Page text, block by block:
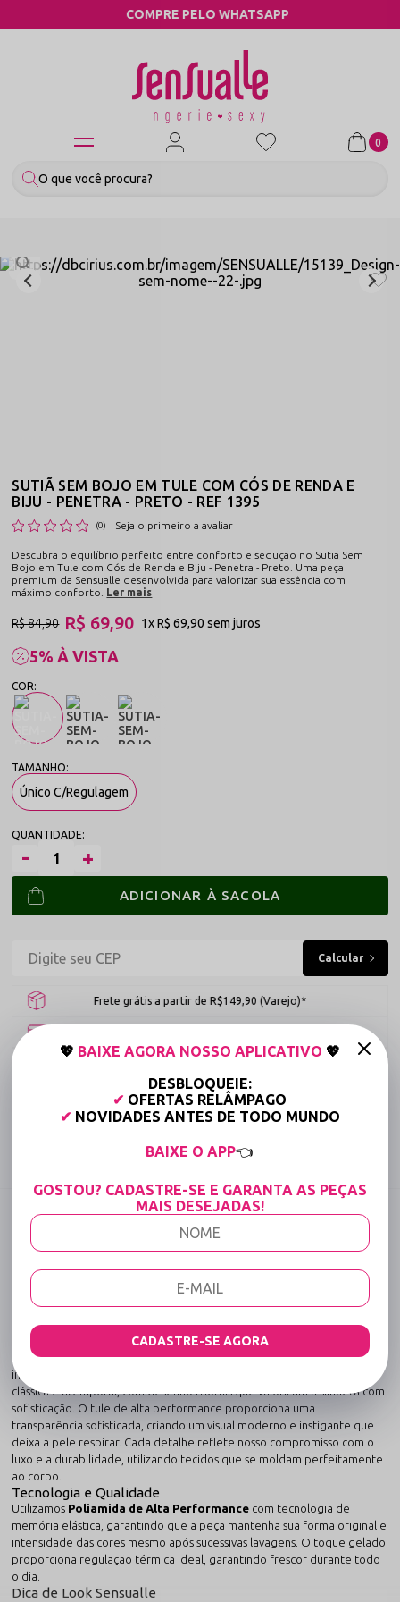
COMPRE PELO WHATSAPP
0
SUTIÃ SEM BOJO EM TULE COM CÓS DE RENDA E
BIJU - PENETRA - PRETO - REF 1395
(0) Seja o primeiro a avaliar
Descubra o equilíbrio perfeito entre conforto e sedução no Sutiã Sem
Bojo em Tule com Cós de Renda e Biju - Penetra - Preto. Uma peça
premium da Sensualle desenvolvida para valorizar sua essência com
máximo conforto.
Ler mais
5% À VISTA
R$ 84,90 R$ 69,90 1xR$ 69,90sem juros
Único C/Regulagem
ADICIONAR À SACOLA
Frete grátis a partir de R$149,90 (Varejo)*
Tabela de medidas
Compartilhe:
DESCRIÇÃO COMPLETA
Código identificador (SKU): 1395
Sutiã Sem Bojo em Tule com Cós de Renda e
Biju - Penetra - Preto
Sinta o prazer de vestir uma lingerie que une tecnologia têxtil e
sensualidade.
Sutiã Sem Bojo em Tule com Cós de Renda e Biju - Penetra -
Pretofoi desenvolvido pela Sensualle Lingerie para ser uma peça
indispensável no seu closet. A renda premium traz uma sensualidade
clássica e atemporal, com desenhos florais que valorizam a silhueta com
sofisticação. O tule de alta performance proporciona uma
transparência sofisticada, criando um visual moderno e instigante que
deixa a pele respirar. Cada detalhe reflete nosso compromisso com o
luxo e a durabilidade, utilizando tecidos que se moldam perfeitamente
ao corpo.
Tecnologia e Qualidade
Utilizamos Poliamida de Alta Performance com tecnologia de
memória elástica, garantindo que a peça mantenha sua forma original e
intensidade das cores mesmo após sucessivas lavagens. O toque gelado
proporciona regulação térmica ideal, garantindo frescor durante todo
o dia.
Dica de Look Sensualle
💖 BAIXE AGORA NOSSO APLICATIVO 💖
DESBLOQUEIE:
✔ OFERTAS RELÂMPAGO
✔ NOVIDADES ANTES DE TODO MUNDO
BAIXE O APP👈
GOSTOU? CADASTRE-SE E GARANTA AS PEÇAS
MAIS DESEJADAS!
CADASTRE-SE AGORA